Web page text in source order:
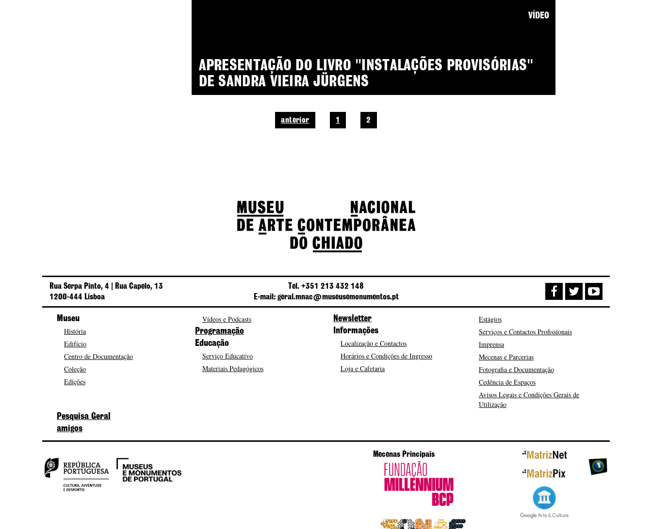
APRESENTAÇÃO DO LIVRO "INSTALAÇÕES PROVISÓRIAS"
DE SANDRA VIEIRA JÜRGENS
VÍDEO
anterior 1 2
Rua Serpa Pinto, 4 | Rua Capelo, 13
1200-444 Lisboa
Tel. +351 213 432 148
E-mail: geral.mnac@museusemonumentos.pt
Museu
História
Edifício
Centro de Documentação
Coleção
Edições
Vídeos e Podcasts
Programação
Educação
Serviço Educativo
Materiais Pedagógicos
Newsletter
Informações
Localização e Contactos
Horários e Condições de Ingresso
Loja e Cafetaria
Estágios
Serviços e Contactos Profissionais
Imprensa
Mecenas e Parcerias
Fotografia e Documentação
Cedência de Espaços
Avisos Legais e Condições Gerais de
Utilização
Pesquisa Geral
amigos
Mecenas Principais